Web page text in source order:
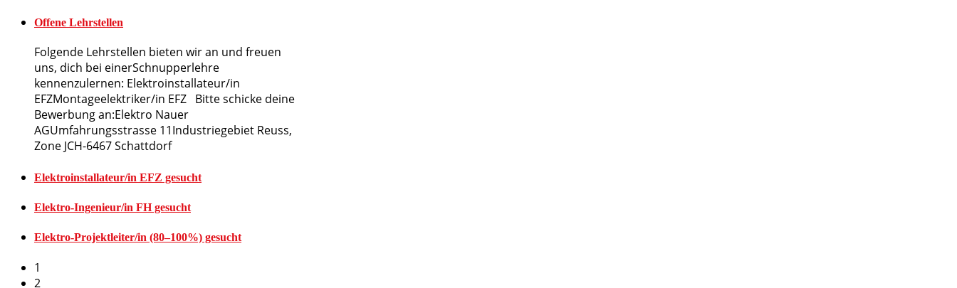
Offene Lehrstellen
Folgende Lehrstellen bieten wir an und freuen
uns, dich bei einerSchnupperlehre
kennenzulernen: Elektroinstallateur/in
EFZMontageelektriker/in EFZ Bitte schicke deine
Bewerbung an:Elektro Nauer
AGUmfahrungsstrasse 11Industriegebiet Reuss,
Zone JCH-6467 Schattdorf
Elektroinstallateur/in EFZ gesucht
Elektro-Ingenieur/in FH gesucht
Elektro-Projektleiter/in (80–100%) gesucht
1
2